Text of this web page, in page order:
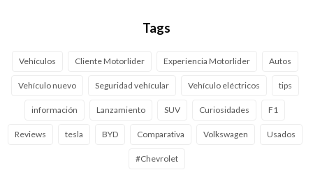
Tags
Vehículos Cliente Motorlider Experiencia Motorlider Autos
Vehículo nuevo Seguridad vehícular Vehículo eléctricos tips
información Lanzamiento SUV Curiosidades F1
Reviews tesla BYD Comparativa Volkswagen Usados
#Chevrolet